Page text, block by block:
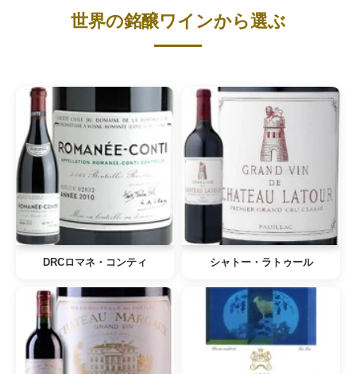
世界の銘醸ワインから選ぶ
DRCロマネ・コンティ シャトー・ラトゥール